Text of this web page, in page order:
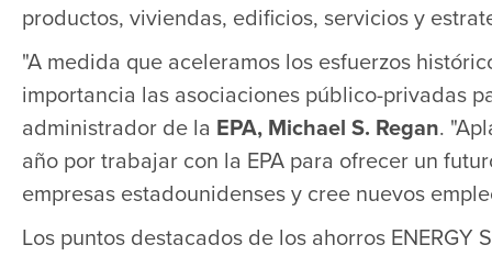
productos, viviendas, edificios, servicios y
"A medida que aceleramos los esfuerzos
importancia las asociaciones público-privadas
administrador de la EPA, Michael S. Regan.
año por trabajar con la EPA para ofrecer un
empresas estadounidenses y cree nuevos
Los puntos destacados de los ahorros